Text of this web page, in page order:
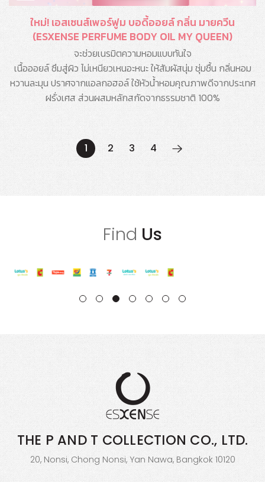
ใหม่! เอสเซนส์เพอร์ฟูม บอดี้ออยล์ กลิ่น มายควีน
(ESXENSE PERFUME BODY OIL MY QUEEN)
จะช่วยเนรมิตความหอมแบบทันใจ
เนื้อออยล์ ซึมสู่ผิว ไม่เหนียวเหนอะหนะ ให้สัมผัสนุ่ม ชุ่มชื้น กลิ่นหอม
หวานละมุน ปราศจากแอลกอฮอล์ ใช้หัวน้ำหอมคุณภาพดีจากประเทศ
ฝรั่งเศส ส่วนผสมหลักสกัดจากธรรมชาติ 100%
1 2 3 4
Find Us
THE P AND T COLLECTION CO., LTD.
20, Nonsi, Chong Nonsi, Yan Nawa, Bangkok 10120